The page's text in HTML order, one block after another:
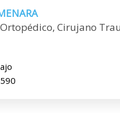
Cirujano